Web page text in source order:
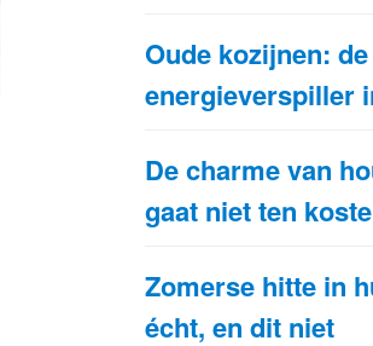
Oude kozijnen:
energieverspiller
De charme van
gaat niet ten
Zomerse hitte in
écht, en dit niet